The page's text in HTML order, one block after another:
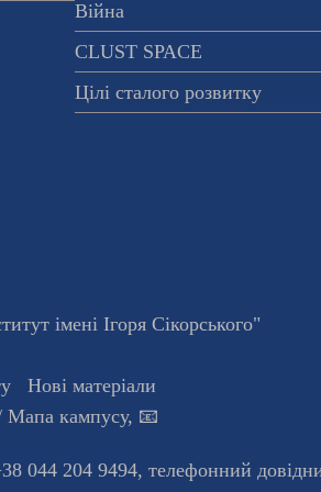
Війна
CLUST SPACE
Цілі сталого розвитку
імені Ігоря Сікорського"
Нові матеріали
Мапа кампусу, 📧
044 204 9494, телефонний